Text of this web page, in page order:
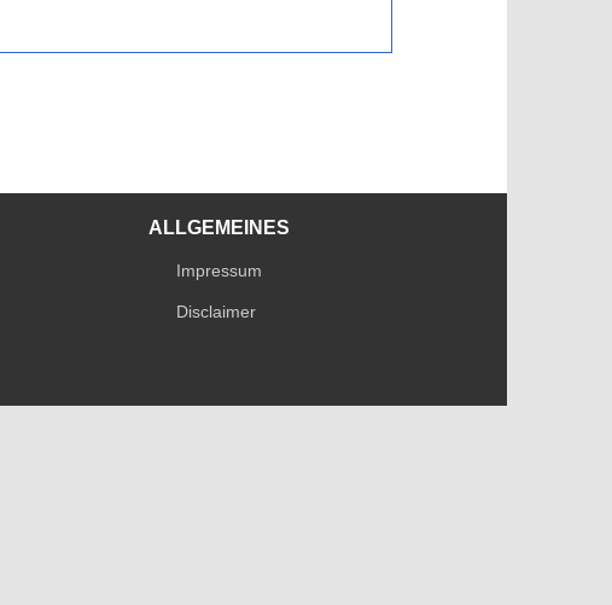
ALLGEMEINES
Impressum
Disclaimer